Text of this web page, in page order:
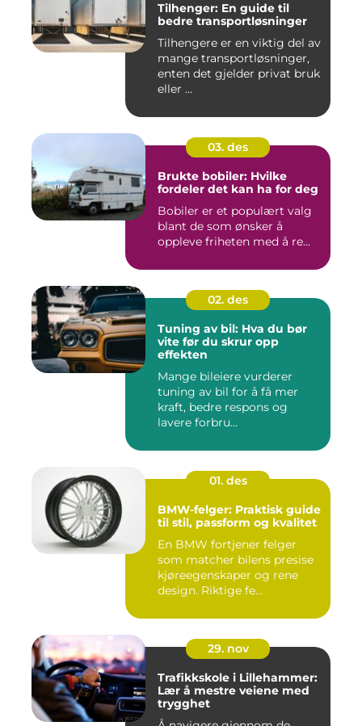
Tilhenger: En guide til
bedre transportløsninger
Tilhengere er en viktig del av
mange transportløsninger,
enten det gjelder privat bruk
eller ...
03. des
Brukte bobiler: Hvilke
fordeler det kan ha for deg
Bobiler er et populært valg
blant de som ønsker å
oppleve friheten med å re...
02. des
Tuning av bil: Hva du bør
vite før du skrur opp
effekten
Mange bileiere vurderer
tuning av bil for å få mer
kraft, bedre respons og
lavere forbru...
01. des
BMW-felger: Praktisk guide
til stil, passform og kvalitet
En BMW fortjener felger
som matcher bilens presise
kjøreegenskaper og rene
design. Riktige fe...
29. nov
Trafikkskole i Lillehammer:
Lær å mestre veiene med
trygghet